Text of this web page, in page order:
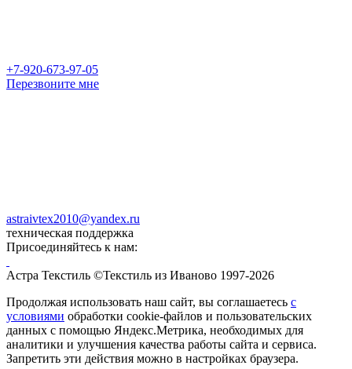
+7-920-673-97-05
Перезвоните мне
astraivtex2010@yandex.ru
техническая поддержка
Присоединяйтесь к нам:
Астра Текстиль ©Текстиль из Иваново 1997-2026
Продолжая использовать наш сайт, вы соглашаетесь с
условиями обработки cookie-файлов и пользовательских
данных с помощью Яндекс.Метрика, необходимых для
аналитики и улучшения качества работы сайта и сервиса.
Запретить эти действия можно в настройках браузера.